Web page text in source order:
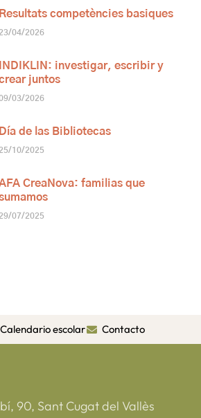
Resultats competències basiques
23/04/2026
INDIKLIN: investigar, escribir y
juntos
03/2026
Día de las Bibliotecas
25/10/2025
CreaNova: familias que
29/07/2025
Calendario escolar Contacto
90, Sant Cugat del Vallès